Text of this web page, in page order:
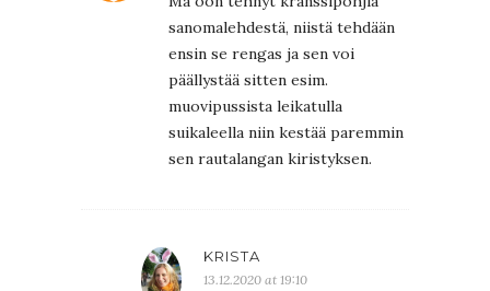
sanomalehdestä, niistä tehdään
ensin se rengas ja sen voi
päällystää sitten esim.
muovipussista leikatulla
suikaleella niin kestää paremmin
sen rautalangan kiristyksen.
KRISTA
13.12.2020 at 19:10